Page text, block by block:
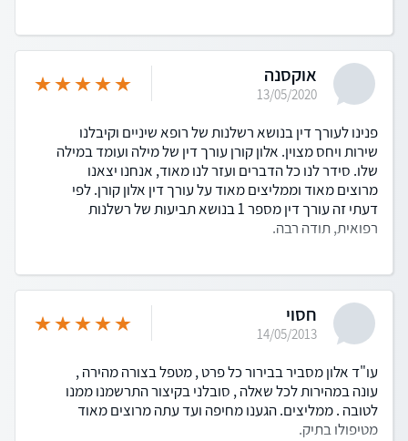
אוקסנה
13/05/2020
פנינו לעורך דין בנושא רשלנות של רופא שיניים וקיבלנו
שירות ויחס מצוין. אלון קורן עורך דין של מילה ועומד במילה
שלו. סידר לנו כל הדברים ועזר לנו מאוד, אנחנו יצאנו
מרוצים מאוד וממליצים מאוד על עורך דין אלון קורן. לפי
דעתי זה עורך דין מספר 1 בנושא תביעות של רשלנות
רפואית, תודה רבה.
חסוי
14/05/2013
עו"ד אלון מסביר בבירור כל פרט , מטפל בצורה מהירה ,
עונה במהירות לכל שאלה , סובלני בקיצור התרשמנו ממנו
לטובה . ממליצים. הגענו מחיפה ועד עתה מרוצים מאוד
מטיפולו בתיק.